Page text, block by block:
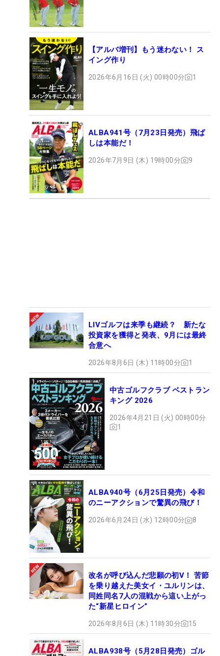
【アルバ増刊】もう迷わない！ ス
イング作り
2026年6月16日 (火) 00時00分 1
ALBA941号（7月23日発売）飛ば
しは本能だ！
2026年7月9日 (木) 19時00分 9
LIVゴルフは来季も継続？ 新たな
投資家を獲得と発表、9月には最終
合意へ
2026年8月6日 (木) 11時00分 1
中古ゴルフクラブ ベストラン
キング 2026
2026年4月21日 (火) 00時00分
1
ALBA940号（6月25日発売）令和
のニーアクションで驚異の飛び！
2026年6月24日 (水) 12時00分 8
改名が呼び込んだ悲願の初V！ 苦節
を乗り越えた美女イ・ユルリンは、
同姓同名7人の混戦から這い上がっ
た“新星ヒロイン”
2026年8月6日 (木) 11時30分 15
ALBA938号（5月28日発売）ゴル